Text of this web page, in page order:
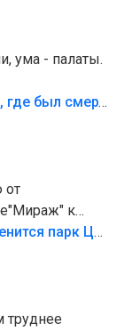
ума - палаты.
«Попал на пику»: СК показал место, где был смертельно травмирован ребенок в Тольятти
от
к
бордюры
Глава Тольятти рассказал, как изменится парк Центрального района
труднее